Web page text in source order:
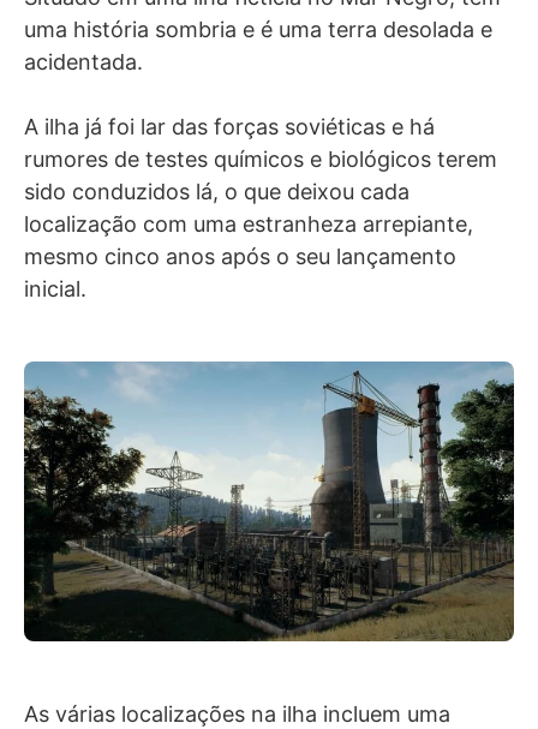
uma história sombria e é uma terra desolada e
acidentada.
A ilha já foi lar das forças soviéticas e há
rumores de testes químicos e biológicos terem
sido conduzidos lá, o que deixou cada
localização com uma estranheza arrepiante,
mesmo cinco anos após o seu lançamento
inicial.
As várias localizações na ilha incluem uma